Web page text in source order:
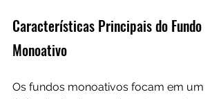
Características Principais do Fundo
Monoativo
Os fundos monoativos focam em um